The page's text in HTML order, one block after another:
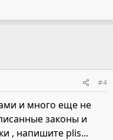
#4
и много еще не
законы и
, напишите plis...